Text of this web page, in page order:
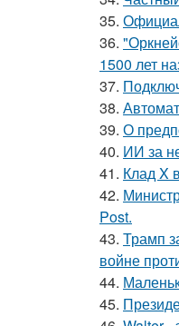
35.
36.
1500 лет
37.
38.
39. О
40. ИИ за
41. Клад X
42.
Post.
43. Трамп
войне
44.
45.